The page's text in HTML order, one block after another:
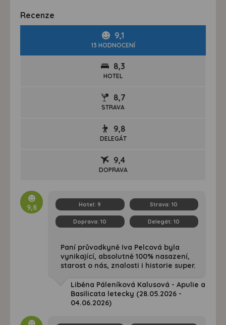
Recenze
9,1
13 HODNOCENÍ
8,3
HOTEL
8,7
STRAVA
9,8
DELEGÁT
9,4
DOPRAVA
9,8 Hotel: 9 Strava:10
Doprava:10 Delegát:10
Paní průvodkyně Iva Pelcová byla
vynikající, absolutně 100% nasazení,
starost o nás, znalosti i historie super.
Liběna Páleníková Kalusová - Apulie a
Basilicata letecky (28.05.2026 -
04.06.2026)